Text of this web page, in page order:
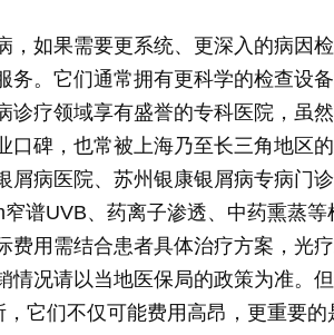
，如果需要更系统、更深入的病因
。它们通常拥有更科学的检查设
诊疗领域享有盛誉的专科医院，虽
口碑，也常被上海乃至长三角地区
屑病医院、苏州银康银屑病专病门
谱UVB、药离子渗透、中药熏蒸
费用需结合患者具体治疗方案，光
情况请以当地医保局的政策为准。
，它们不仅可能费用高昂，更重要